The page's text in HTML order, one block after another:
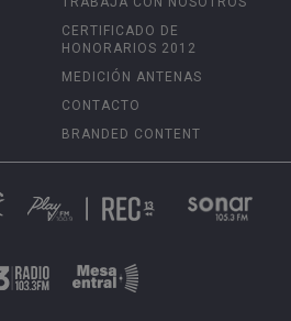
CERTIFICADO DE
HONORARIOS 2012
MEDICIÓN ANTENAS
CONTACTO
BRANDED CONTENT